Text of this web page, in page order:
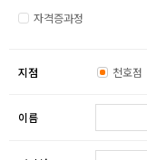
자격증과정
지점 천호점
이름